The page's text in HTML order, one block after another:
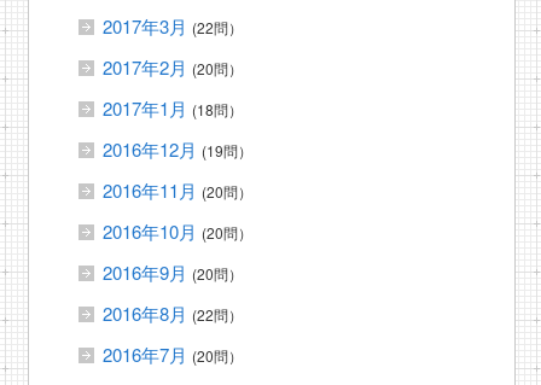
2017年3月 (22問）
2017年2月 (20問）
2017年1月 (18問）
2016年12月 (19問）
2016年11月 (20問）
2016年10月 (20問）
2016年9月 (20問）
2016年8月 (22問）
2016年7月 (20問）